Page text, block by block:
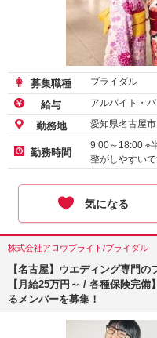
募集職種 ブライダル
給与 アルバイト・
勤務地 愛知県名古屋市
勤務時間
9:00～18:00 ※
整がしやすい
気になる
株式会社アロウブライト/ブライダル
【名古屋】ウエディング専門
【月給25万円～ / 各種保険完
るメンバーを募集！